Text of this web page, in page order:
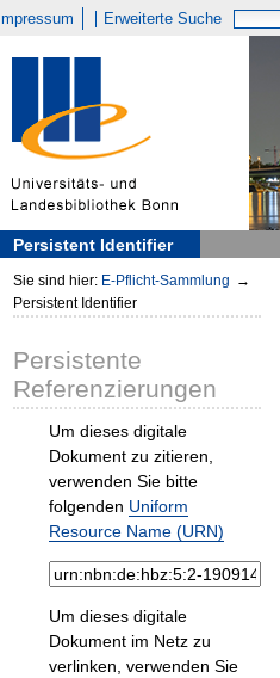
Impressum Erweiterte Suche
Persistent Identifier
Sie sind hier: E-Pflicht-Sammlung →
Persistent Identifier
Persistente
Referenzierungen
Um dieses digitale
Dokument zu zitieren,
verwenden Sie bitte
folgenden Uniform
Resource Name (URN)
Um dieses digitale
Dokument im Netz zu
verlinken, verwenden Sie